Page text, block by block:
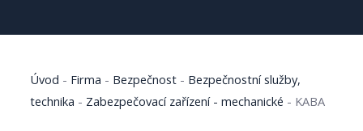
Úvod - Firma - Bezpečnost - Bezpečnostní služby,
technika - Zabezpečovací zařízení - mechanické - KABA